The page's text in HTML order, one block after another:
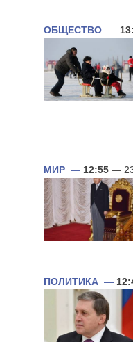
ОБЩЕСТВО —
МИР — 12:55 —
ПОЛИТИКА —